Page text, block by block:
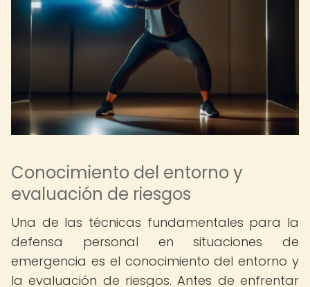
Conocimiento del entorno y
evaluación de riesgos
Una de las técnicas fundamentales para la
defensa personal en situaciones de
emergencia es el conocimiento del entorno y
la evaluación de riesgos. Antes de enfrentar